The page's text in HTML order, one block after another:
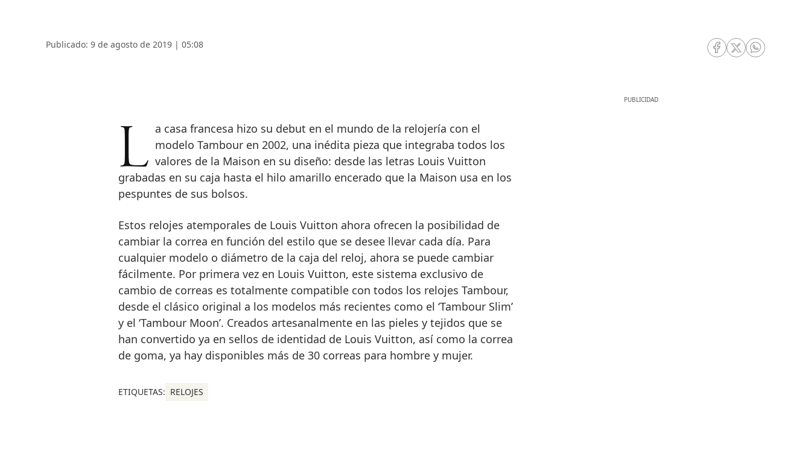
Publicado: 9 de agosto de 2019 | 05:08
RRSS Facebook
RRSS Twitter
RRSS
La casa francesa hizo su debut en el mundo de la relojería con el modelo Tambour en 2002, una inédita pieza que integraba todos los
valores de la Maison en su diseño: desde las letras Louis Vuitton
grabadas en su caja hasta el hilo amarillo encerado que la Maison usa en los
pespuntes de sus bolsos.
Estos relojes atemporales de Louis Vuitton ahora ofrecen la posibilidad de
cambiar la correa en función del estilo que se desee llevar cada día. Para
cualquier modelo o diámetro de la caja del reloj, ahora se puede cambiar
fácilmente. Por primera vez en Louis Vuitton, este sistema exclusivo de
cambio de correas es totalmente compatible con todos los relojes Tambour,
desde el clásico original a los modelos más recientes como el ‘Tambour Slim’
y el ‘Tambour Moon’. Creados artesanalmente en las pieles y tejidos que se
han convertido ya en sellos de identidad de Louis Vuitton, así como la correa
de goma, ya hay disponibles más de 30 correas para hombre y mujer.
ETIQUETAS: RELOJES